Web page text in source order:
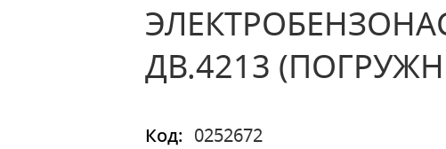
ДВ.4213
Код:
0252672